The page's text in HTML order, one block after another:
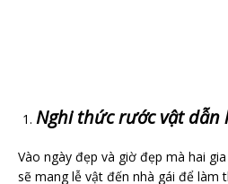
Nghi thức rước vật dẫn
Vào ngày đẹp và giờ đẹp mà hai
sẽ mang lễ vật đến nhà gái để làm